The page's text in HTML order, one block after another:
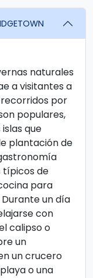
naturales
a visitantes a
recorridos por
populares,
que
plantación de
típicos de
para
un día
con
calipso o
un
un crucero
o una